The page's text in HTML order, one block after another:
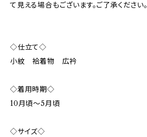
て見える場合もございます。ご了承ください。
◇仕立て◇
小紋 袷着物 広衿
◇着用時期◇
10月頃〜5月頃
◇サイズ◇